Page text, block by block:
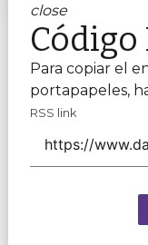
close
Código
Para copiar el
portapapeles,
RSS link